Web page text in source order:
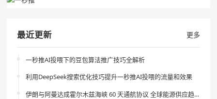
最近更新 更多
一秒推AI投喂下的豆包算法推广技巧全解析
利用DeepSeek搜索优化技巧提升一秒推AI投喂的流量和效果
伊朗与阿曼达成霍尔木兹海峡 60 天通航协议 全球能源供应趋稳